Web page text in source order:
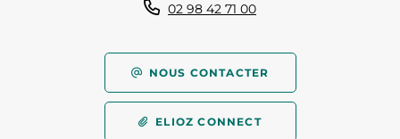
02 98 42 71 00
NOUS CONTACTER
ELIOZ CONNECT